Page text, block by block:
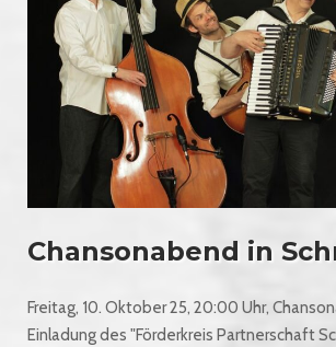
Chansonabend in
Freitag, 10. Oktober 25, 20:00 Uhr,
Einladung des "Förderkreis Partnerschaft